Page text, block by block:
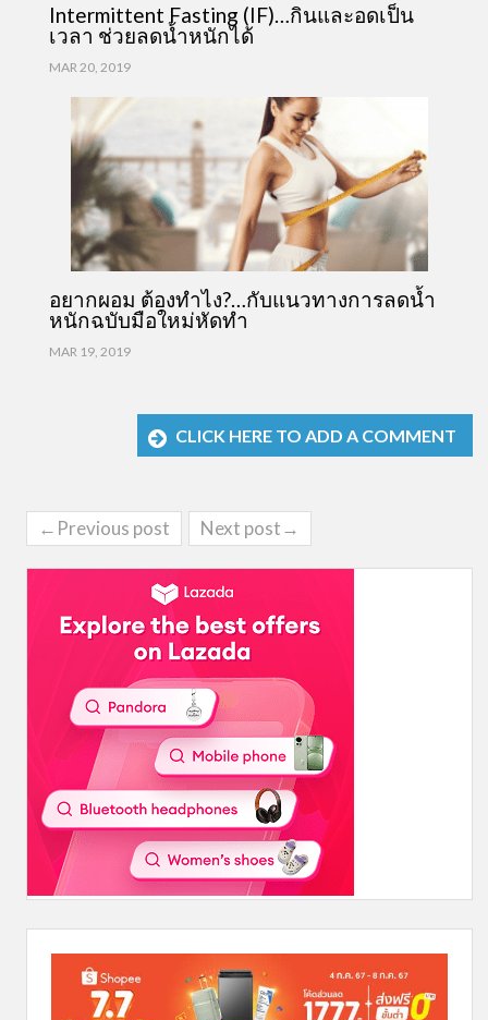
Intermittent Fasting (IF)…กินและอดเป็น
เวลา ช่วยลดน้ำหนักได้
MAR 20, 2019
อยากผอม ต้องทำไง?…กับแนวทางการลดน้ำ
หนักฉบับมือใหม่หัดทำ
MAR 19, 2019
CLICK HERE TO ADD A COMMENT
←Previous post Next post→